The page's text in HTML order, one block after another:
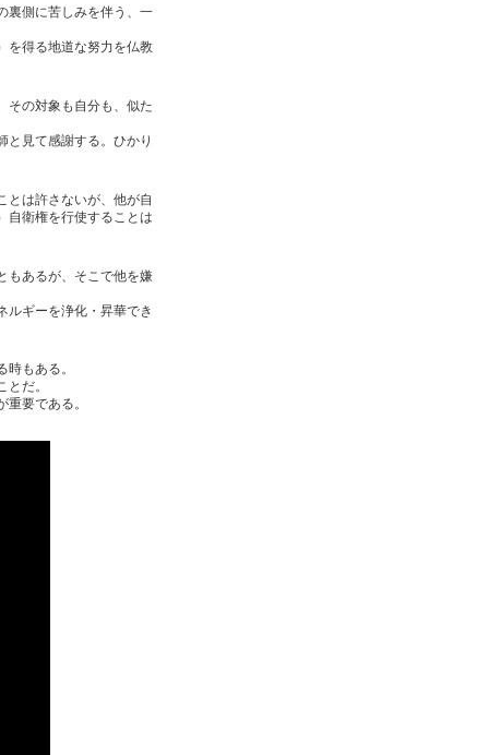
裏側に苦しみを伴う、一
を得る地道な努力を仏教
その対象も自分も、似た
と見て感謝する。ひかり
とは許さないが、他が自
自衛権を行使することは
もあるが、そこで他を嫌
ルギーを浄化・昇華でき
もある。
とだ。
重要である。